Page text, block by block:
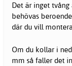
Det är inget
behövas
där du vill
Om du kollar i
mm så faller det